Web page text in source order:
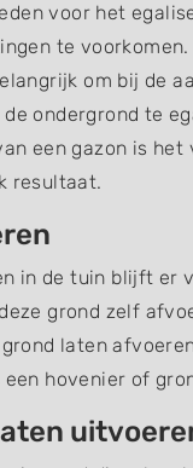
voor het
te voorkomen.
om bij de
ondergrond te
een gazon is het
resultaat.
in de tuin blijft er
grond zelf
laten
hovenier of